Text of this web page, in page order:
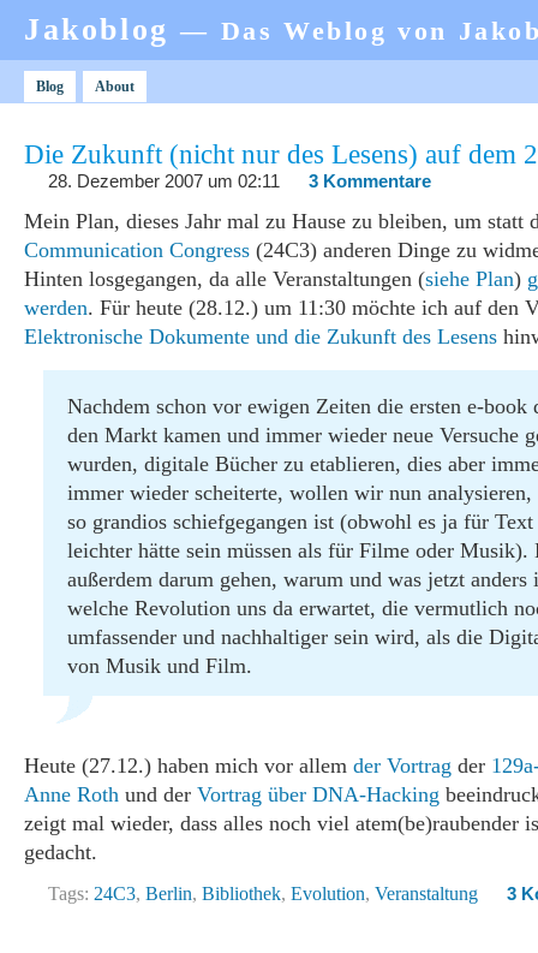
Jakoblog— Das Weblog von
Blog About
Die Zukunft (nicht nur des Lesens) auf dem
28. Dezember 2007 um 02:11 3 Kommentare
Mein Plan, dieses Jahr mal zu Hause zu bleiben, um statt
Communication Congress (24C3) anderen Dinge zu
Hinten losgegangen, da alle Veranstaltungen (siehe Plan)
werden. Für heute (28.12.) um 11:30 möchte ich auf den
Elektronische Dokumente und die Zukunft des Lesens
Nachdem schon vor ewigen Zeiten die ersten e-book
den Markt kamen und immer wieder neue Versuche
wurden, digitale Bücher zu etablieren, dies aber
immer wieder scheiterte, wollen wir nun analysieren,
so grandios schiefgegangen ist (obwohl es ja für
leichter hätte sein müssen als für Filme oder Musik).
außerdem darum gehen, warum und was jetzt anders
welche Revolution uns da erwartet, die vermutlich
umfassender und nachhaltiger sein wird, als die
von Musik und Film.
Heute (27.12.) haben mich vor allem der Vortrag der
Anne Roth und der Vortrag über DNA-Hacking
zeigt mal wieder, dass alles noch viel atem(be)raubender
gedacht.
Tags: 24C3, Berlin, Bibliothek, Evolution, Veranstaltung 3